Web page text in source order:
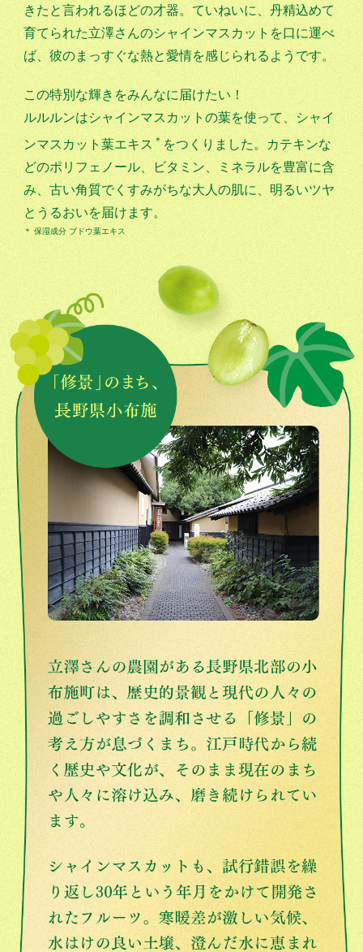
きたと言われるほどの才器。ていねいに、丹精込めて
育てられた立澤さんのシャインマスカットを口に運べ
ば、彼のまっすぐな熱と愛情を感じられるようです。
この特別な輝きをみんなに届けたい！
ルルルンはシャインマスカットの葉を使って、シャイ
ンマスカット葉エキス ＊ をつくりました。カテキンな
どのポリフェノール、ビタミン、ミネラルを豊富に含
み、古い角質でくすみがちな大人の肌に、明るいツヤ
とうるおいを届けます。
＊ 保湿成分 ブドウ葉エキス